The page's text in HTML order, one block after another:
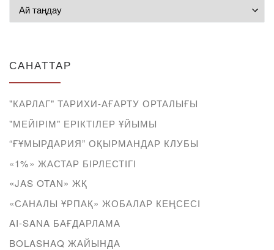
САНАТТАР
"КАРЛАГ" ТАРИХИ-АҒАРТУ ОРТАЛЫҒЫ
"МЕЙІРІМ" ЕРІКТІЛЕР ҰЙЫМЫ
“ҒҰМЫРДАРИЯ” ОҚЫРМАНДАР КЛУБЫ
«1%» ЖАСТАР БІРЛЕСТІГІ
«JAS OTAN» ЖҚ
«САНАЛЫ ҰРПАҚ» ЖОБАЛАР КЕҢСЕСІ
AI-SANA БАҒДАРЛАМА
BOLASHAQ ЖАЙЫНДА